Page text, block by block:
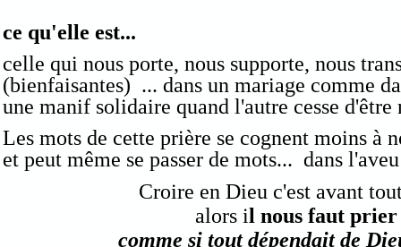
ce qu'elle est...
celle qui nous porte, nous supporte, nous
(bienfaisantes) ... dans un mariage comme
une manif solidaire quand l'autre cesse
Les mots de cette prière se cognent moins à
et peut même se passer de mots... dans
Croire en Dieu c'est avant
alors il nous faut prier
comme si tout dépendait de